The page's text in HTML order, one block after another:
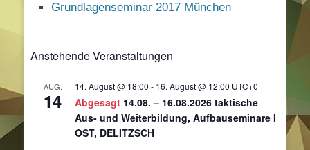
Grundlagenseminar 2017 München
Anstehende Veranstaltungen
AUG.
14
14. August @ 18:00 - 16. August @ 12:00 UTC+0
Abgesagt 14.08. – 16.08.2026 taktische
Aus- und Weiterbildung, Aufbauseminare I
OST, DELITZSCH